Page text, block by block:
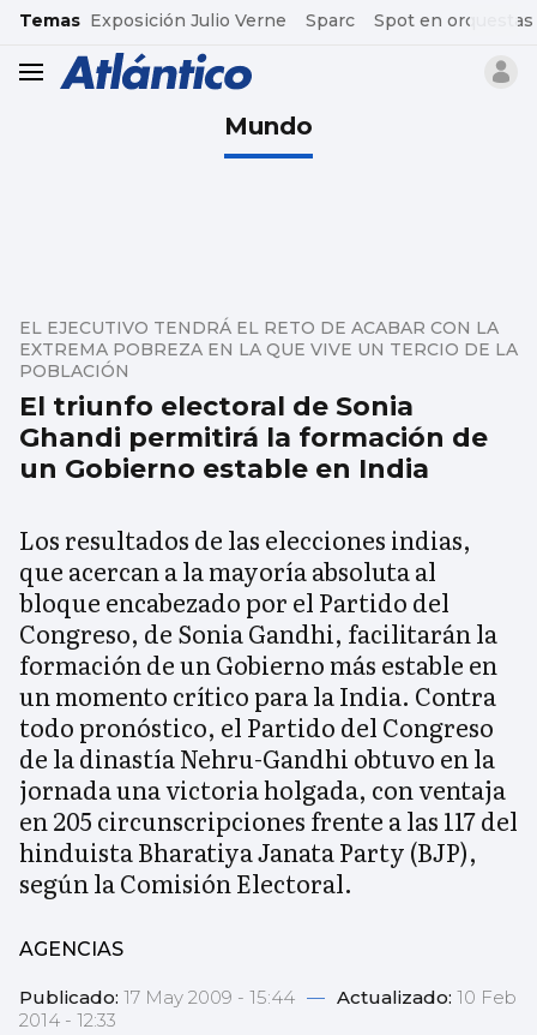
common.go-to-content
Temas Exposición Julio Verne Sparc Spot en orquestas
header.menu.open
Mundo
El triunfo electoral de Sonia
Ghandi permitirá la formación de
un Gobierno estable en India
EL EJECUTIVO TENDRÁ EL RETO DE ACABAR CON LA
EXTREMA POBREZA EN LA QUE VIVE UN TERCIO DE LA
POBLACIÓN
Los resultados de las elecciones indias,
que acercan a la mayoría absoluta al
bloque encabezado por el Partido del
Congreso, de Sonia Gandhi, facilitarán la
formación de un Gobierno más estable en
un momento crítico para la India. Contra
todo pronóstico, el Partido del Congreso
de la dinastía Nehru-Gandhi obtuvo en la
jornada una victoria holgada, con ventaja
en 205 circunscripciones frente a las 117 del
hinduista Bharatiya Janata Party (BJP),
según la Comisión Electoral.
AGENCIAS
Publicado: 17 May 2009 - 15:44 — Actualizado: 10 Feb
2014 - 12:33